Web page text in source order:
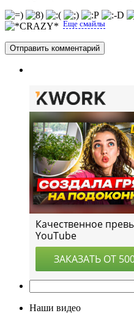
Еще смайлы
Наши видео